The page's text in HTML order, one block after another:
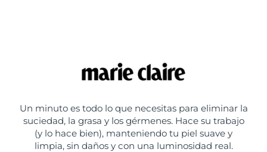
Un minuto es todo lo que necesitas para eliminar la
suciedad, la grasa y los gérmenes. Hace su trabajo
(y lo hace bien), manteniendo tu piel suave y
limpia, sin daños y con una luminosidad real.